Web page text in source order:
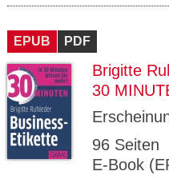
EPUB PDF
Brigitte
30
96 Seiten
E-Book